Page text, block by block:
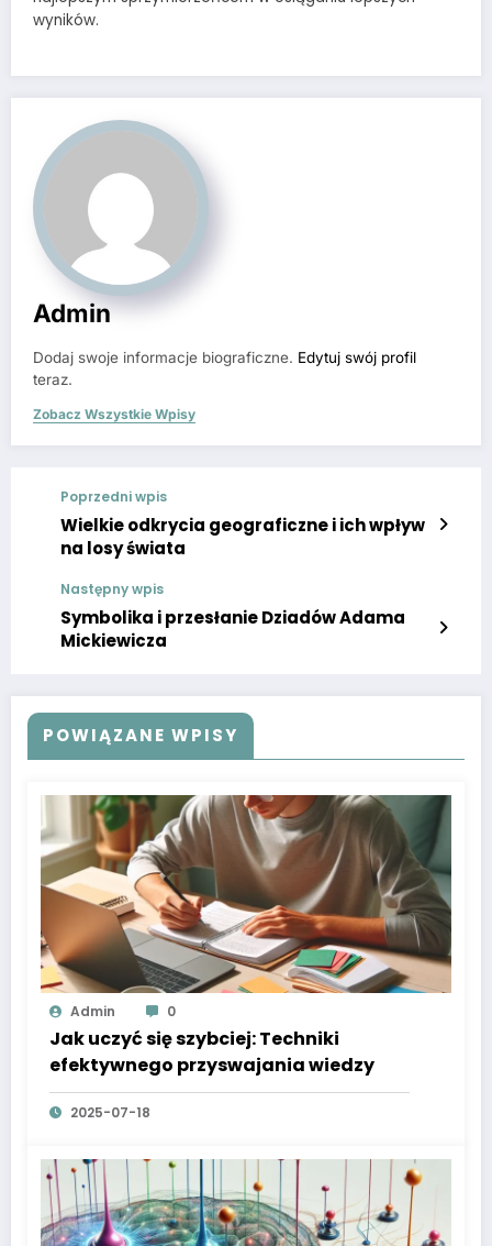
wyników.
Admin
Dodaj swoje informacje biograficzne. Edytuj swój profil
teraz.
Zobacz Wszystkie Wpisy
Poprzedni wpis
Wielkie odkrycia geograficzne i ich wpływ
na losy świata
Następny wpis
Symbolika i przesłanie Dziadów Adama
Mickiewicza
POWIĄZANE WPISY
Admin 0
Jak uczyć się szybciej: Techniki
efektywnego przyswajania wiedzy
2025-07-18